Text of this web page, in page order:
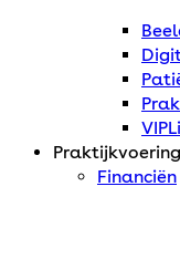
Praktijkvoering
Financiën